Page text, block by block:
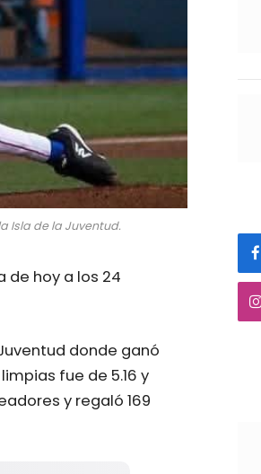
Isla de la Juventud.
de hoy a los 24
donde ganó
fue de 5.16 y
y regaló 169